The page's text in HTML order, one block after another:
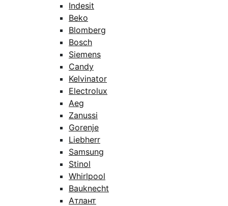
Indesit
Beko
Blomberg
Bosch
Siemens
Candy
Kelvinator
Electrolux
Aeg
Zanussi
Gorenje
Liebherr
Samsung
Stinol
Whirlpool
Bauknecht
Атлант